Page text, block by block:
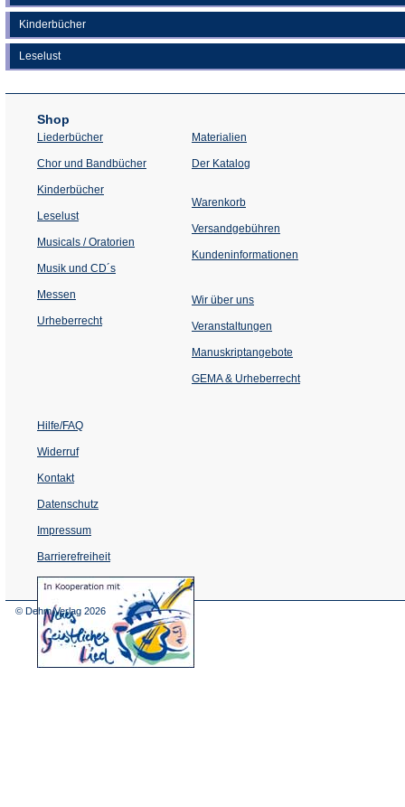
Kinderbücher
Leselust
Shop
Liederbücher
Chor und Bandbücher
Kinderbücher
Leselust
Musicals / Oratorien
Musik und CD´s
Messen
Urheberrecht
Materialien
Der Katalog
Warenkorb
Versandgebühren
Kundeninformationen
Wir über uns
Veranstaltungen
einem
Tab)
Manuskriptangebote
GEMA & Urheberrecht
Hilfe/FAQ
Widerruf
Kontakt
Datenschutz
Impressum
Barrierefreiheit
(Öffnet
in
© Dehm Verlag 2026